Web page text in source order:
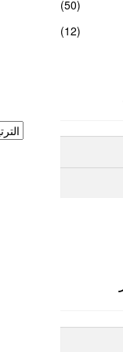
(50)
(12)